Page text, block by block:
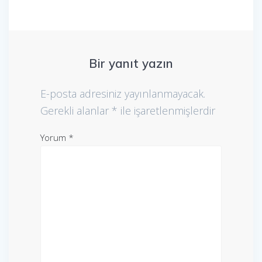
Bir yanıt yazın
E-posta adresiniz yayınlanmayacak.
Gerekli alanlar * ile işaretlenmişlerdir
Yorum *